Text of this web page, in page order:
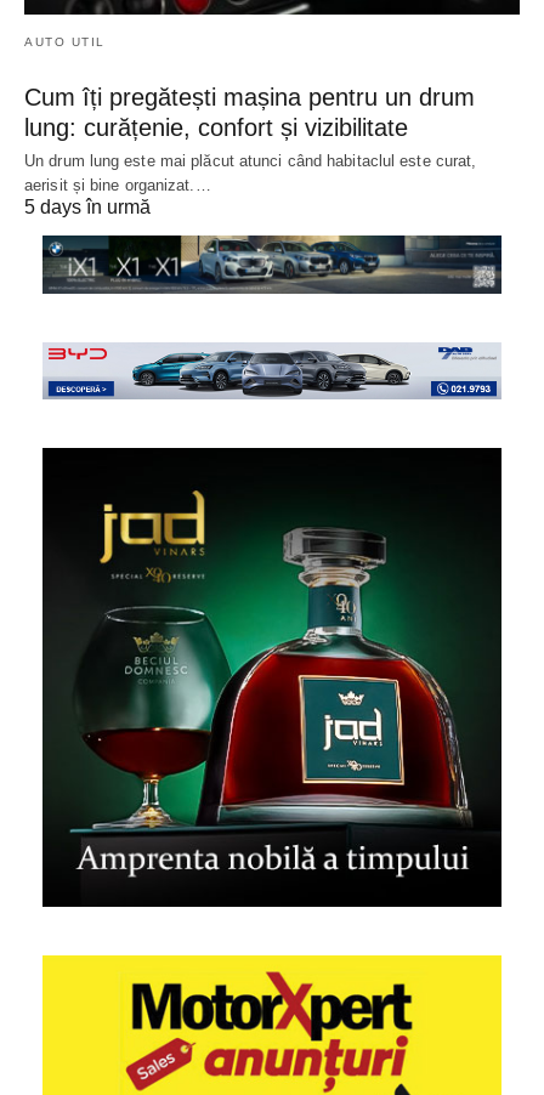
AUTO UTIL
Cum îți pregătești mașina pentru un drum
lung: curățenie, confort și vizibilitate
Un drum lung este mai plăcut atunci când habitaclul este curat,
aerisit și bine organizat.…
5 days în urmă